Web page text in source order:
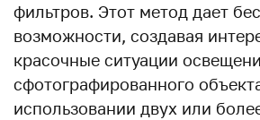
фильтров. Этот метод дает
возможности, создавая
красочные ситуации
сфотографированного
использовании двух или